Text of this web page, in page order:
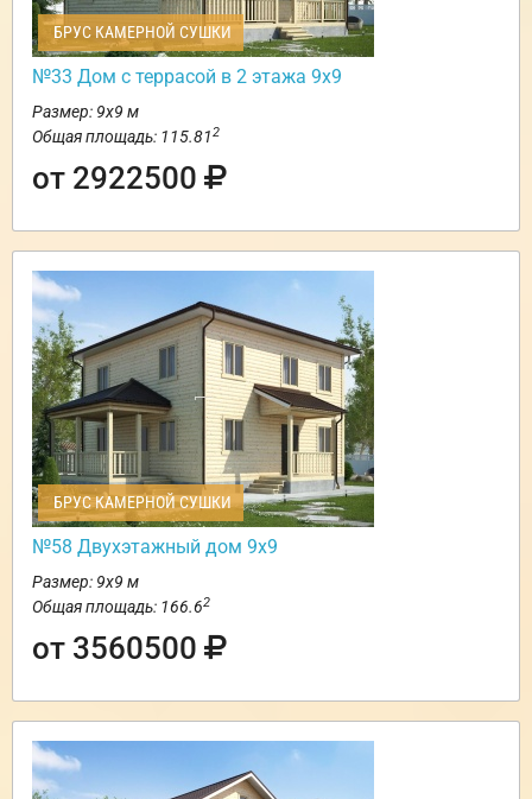
БРУС КАМЕРНОЙ СУШКИ
№33 Дом с террасой в 2 этажа 9х9
Размер: 9х9 м
Общая площадь: 115.812
от 2922500
БРУС КАМЕРНОЙ СУШКИ
№58 Двухэтажный дом 9х9
Размер: 9х9 м
Общая площадь: 166.62
от 3560500